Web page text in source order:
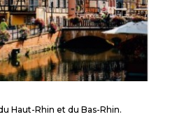
Haut-Rhin et du Bas-Rhin.